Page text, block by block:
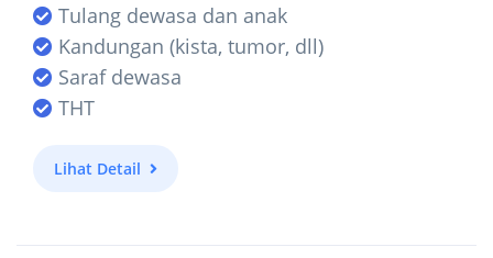
Tulang dewasa dan anak
Kandungan (kista, tumor, dll)
Saraf dewasa
THT
Lihat Detail